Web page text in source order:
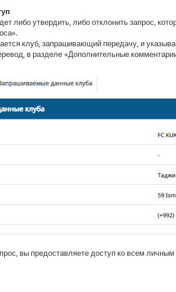
либо утвердить, либо отклонить запрос,
клуб, запрашивающий передачу, и
в разделе «Дополнительные
вы предоставляете доступ ко всем